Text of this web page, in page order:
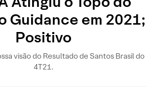
Guidance em 2021;
Positivo
visão do Resultado de Santos Brasil do
4T21.